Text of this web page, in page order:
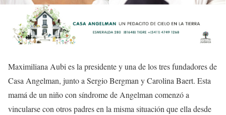
Maximiliana Aubi es la presidente y una de los tres fundadores de
Casa Angelman, junto a Sergio Bergman y Carolina Baert. Esta
mamá de un niño con síndrome de Angelman comenzó a
vincularse con otros padres en la misma situación que ella desde